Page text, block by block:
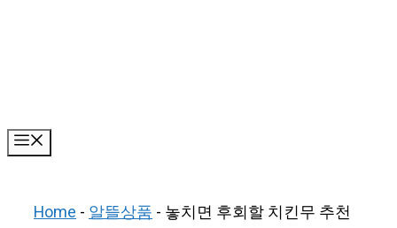
Home-알뜰상품- 놓치면 후회할 치킨무 추천